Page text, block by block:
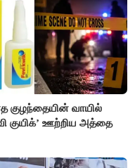
குழந்தையின் வாயில்
குயிக்’ ஊற்றிய அத்தை